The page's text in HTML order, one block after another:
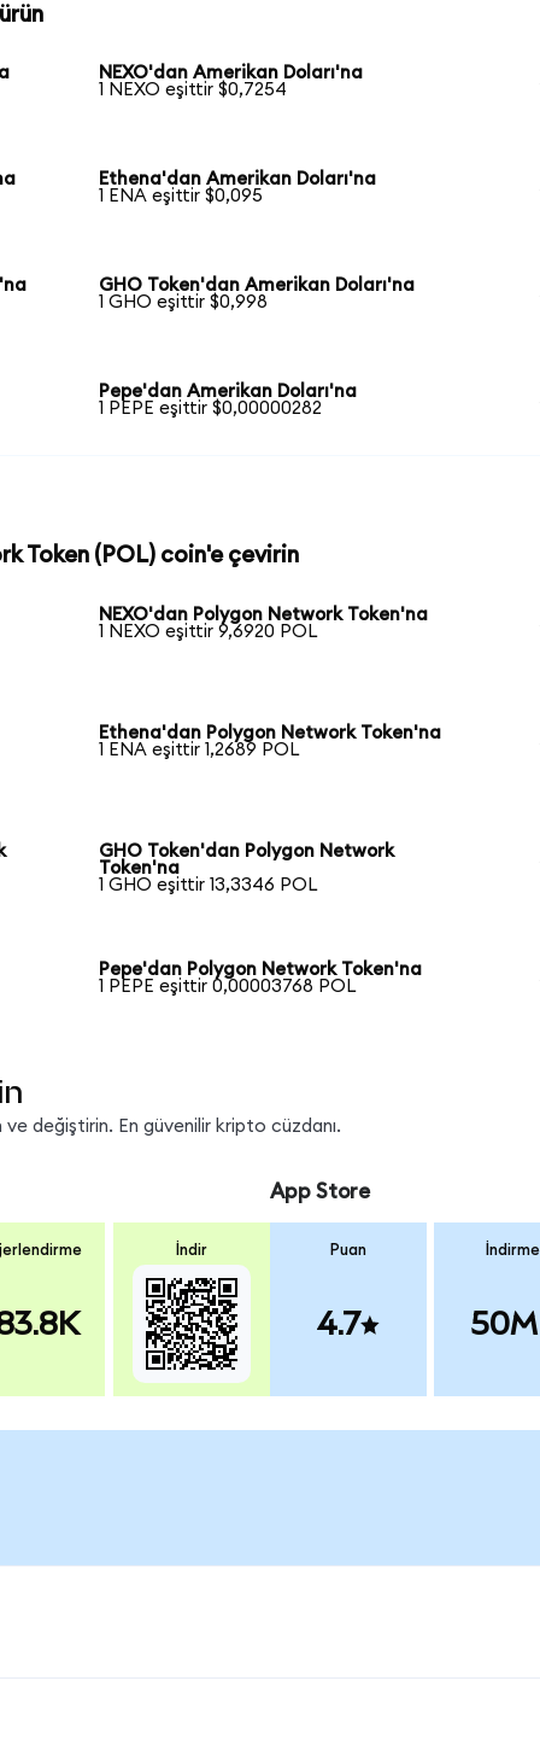
NEXO'dan Amerikan Doları'na
1 NEXO eşittir $0,7254
Ethena'dan Amerikan Doları'na
1 ENA eşittir $0,095
GHO Token'dan Amerikan Doları'na
1 GHO eşittir $0,998
Pepe'dan Amerikan Doları'na
1 PEPE eşittir $0,00000282
Token (POL) coin'e çevirin
NEXO'dan Polygon Network Token'na
1 NEXO eşittir 9,6920 POL
Ethena'dan Polygon Network Token'na
1 ENA eşittir 1,2689 POL
GHO Token'dan Polygon Network
Token'na
1 GHO eşittir 13,3346 POL
Pepe'dan Polygon Network Token'na
1 PEPE eşittir 0,00003768 POL
değiştirin. En güvenilir kripto cüzdanı.
İndir
App Store
Puan
4.7
İndirme